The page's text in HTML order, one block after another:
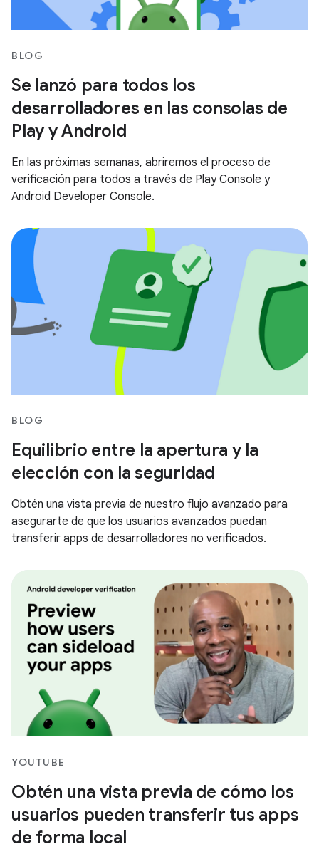
BLOG
Se lanzó para todos los
desarrolladores en las consolas de
Play y Android
En las próximas semanas, abriremos el proceso de
verificación para todos a través de Play Console y
Android Developer Console.
BLOG
Equilibrio entre la apertura y la
elección con la seguridad
Obtén una vista previa de nuestro flujo avanzado para
asegurarte de que los usuarios avanzados puedan
transferir apps de desarrolladores no verificados.
YOUTUBE
Obtén una vista previa de cómo los
usuarios pueden transferir tus apps
de forma local